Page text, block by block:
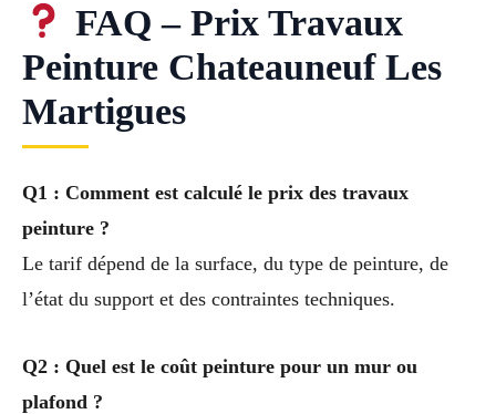
FAQ – Prix Travaux
Peinture Chateauneuf Les
Martigues
Q1 : Comment est calculé le prix des travaux
peinture ?
Le tarif dépend de la surface, du type de peinture, de
l’état du support et des contraintes techniques.
Q2 : Quel est le coût peinture pour un mur ou
plafond ?